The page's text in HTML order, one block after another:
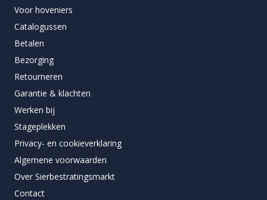
Voor hoveniers
Catalogussen
Betalen
Bezorging
Retourneren
Garantie & klachten
Werken bij
Stageplekken
Privacy- en cookieverklaring
Algemene voorwaarden
Over Sierbestratingsmarkt
Contact